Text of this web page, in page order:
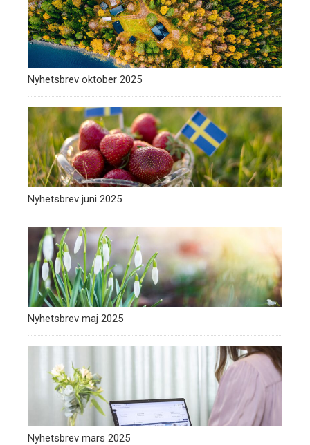
Nyhetsbrev oktober 2025
Nyhetsbrev juni 2025
Nyhetsbrev maj 2025
Nyhetsbrev mars 2025